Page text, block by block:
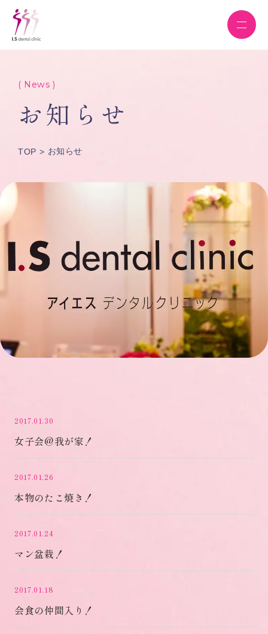
( News )
お知らせ
TOP お知らせ
2017.01.30
女子会@我が家！
2017.01.26
本物のたこ焼き！
2017.01.24
マン盆栽！
2017.01.18
会食の仲間入り！